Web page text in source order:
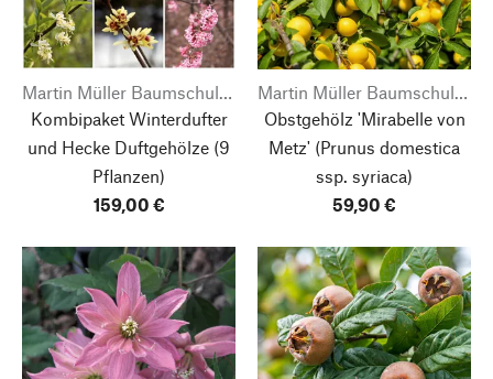
Martin Müller Baumschulen
Kombipaket Winterdufter
und Hecke Duftgehölze (9
Pflanzen)
159,00 €
Martin Müller Baumschulen
Obstgehölz 'Mirabelle von
Metz' (Prunus domestica
ssp. syriaca)
59,90 €